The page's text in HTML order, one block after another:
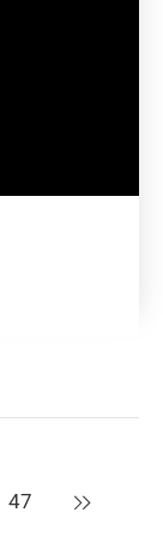
47 下一页